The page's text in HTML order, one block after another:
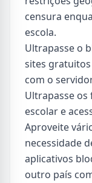
censura
escola.
Ultrapasse o
sites
com o
Ultrapasse os
escolar e
Aproveite
necessidade
aplicativos
outro país